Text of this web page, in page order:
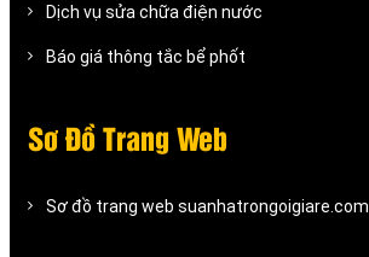
Dịch vụ sửa chữa điện nước
Báo giá thông tắc bể phốt
Sơ Đồ Trang Web
Sơ đồ trang web suanhatrongoigiare.com